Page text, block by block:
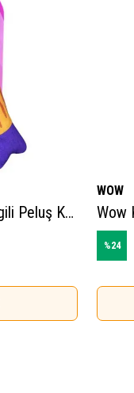
Wow Balık Şeklinde Çizgili Peluş Kedi Oyuncağı
WOW
%24